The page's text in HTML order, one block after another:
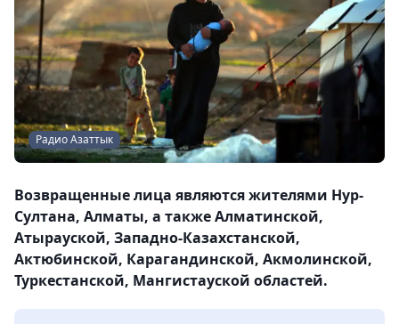
Радио Азаттык
Возвращенные лица являются жителями Нур-
Султана, Алматы, а также Алматинской,
Атырауской, Западно-Казахстанской,
Актюбинской, Карагандинской, Акмолинской,
Туркестанской, Мангистауской областей.